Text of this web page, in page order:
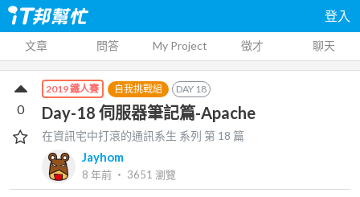
登入
文章 問答 My Project 徵才 聊天
2019 鐵人賽 自我挑戰組 DAY 18
Day-18 伺服器筆記篇-Apache
在資訊宅中打滾的通訊系生 系列 第 18 篇
Jayhom
8 年前 ‧ 3651 瀏覽
0